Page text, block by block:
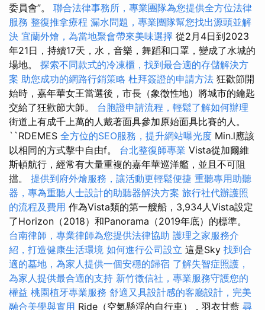
委員會”。 聯合法律事務所，專業團隊為您提供全方位法律
服務 整復推拿療程 漏水問題，專業團隊幫您找出源頭並解
決 宜蘭外燴，為當地聚會帶來美味選擇 從2月4日到2023
年21日，持續17天，水，音樂，舞蹈和口罩，變成了水城的
場地。 探索不同款式的冷凍櫃，找到最合適的存儲解決方
案 助您成功的網路行銷策略 杜拜簽證的申請方法 狂歡節開
始時，嘉年華女王當選後，市長（象徵性地）將城市的鑰匙
交給了狂歡節大師。 台胞證申請流程，輕鬆了解如何辦理
街道上有成千上萬的人戴著面具參加原始面具比賽的人。
``RDEMES 全方位的SEO服務，提升網站曝光度 Min.l應該
以相同的方式擊中自由f。 台北整復師專業 Vista從加爾維
斯頓航行，經常有大量重複的嘉年華巡洋艦，並且不可阻
擋。 提供到府外燴服務，讓活動更輕鬆便捷 重聽專用助聽
器，專為重聽人士設計的助聽器解決方案 旅行社代辦護照
的流程及費用 作為Vista類的第一艘船，3,934人Vista設定
了Horizo​​n（2018）和Panorama（2019年底）的標準。
台南律師，專業律師為您提供法律協助 護理之家服務介
紹，打造健康生活環境 如何進行公司設立 這是Sky 找到合
適的墓地，為家人提供一個安穩的歸宿 了解失智症照護，
為家人提供最合適的支持 新竹徵信社，專業服務守護您的
權益 桃園植牙專業服務 舒適又具設計感的客廳設計，完美
融合美學與實用 Ride（空氣懸浮的自行車），羽衣甘藍 尋